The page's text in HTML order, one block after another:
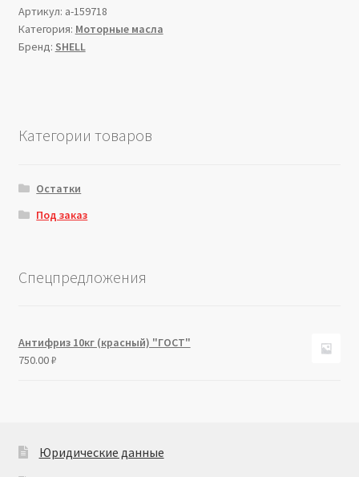
Артикул: a-159718
Категория: Моторные масла
Бренд: SHELL
Категории товаров
Остатки
Под заказ
Спецпредложения
Антифриз 10кг (красный) "ГОСТ"
750.00₽
Юридические данные